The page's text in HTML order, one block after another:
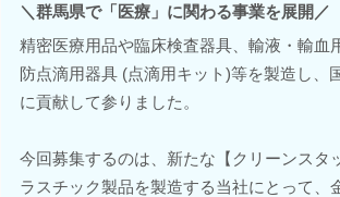
＼群馬県で「医療」に関わる事業を展開／
精密医療用品や臨床検査器具、輸液・輸血
防点滴用器具 (点滴用キット)等を製造し、
に貢献して参りました。
今回募集するのは、新たな【クリーンスタ
ラスチック製品を製造する当社にとって、